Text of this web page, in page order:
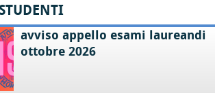
avviso appello esami laureandi
ottobre 2026